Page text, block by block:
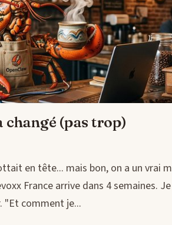
changé (pas trop)
en tête... mais bon, on a un vrai
France arrive dans 4 semaines.
"Et comment je...